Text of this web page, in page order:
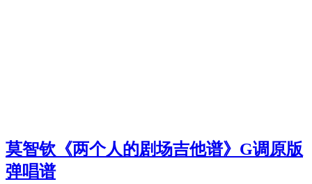
莫智钦《两个人的剧场吉他谱》G调原版
弹唱谱